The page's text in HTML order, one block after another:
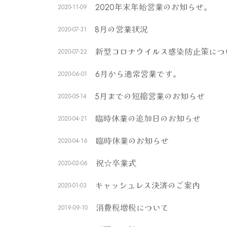
2020-11-09 2020年末年始営業のお知らせ。
2020-07-31 8月の営業状況
2020-07-22 新型コロナウイルス感染防止策に
2020-06-01 6月から通常営業です。
2020-05-14 5月までの短縮営業のお知らせ
2020-04-21 臨時休業の追加日のお知らせ
2020-04-16 臨時休業のお知らせ
2020-02-06 祝☆卒業式
2020-01-03 キャッシュレス決済のご案内
2019-09-10 消費税増税について